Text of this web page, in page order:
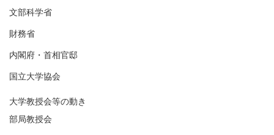
文部科学省
財務省
内閣府・首相官邸
国立大学協会
大学教授会等の動き
部局教授会